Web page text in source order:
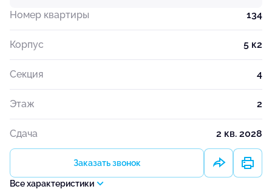
Номер квартиры 134
Корпус 5 к2
Секция 4
Этаж 2
Сдача 2 кв. 2028
Заказать звонок
Все характеристики